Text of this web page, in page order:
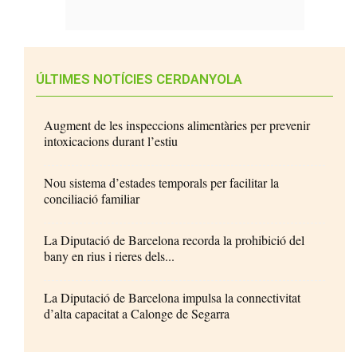
ÚLTIMES NOTÍCIES CERDANYOLA
Augment de les inspeccions alimentàries per prevenir
intoxicacions durant l’estiu
Nou sistema d’estades temporals per facilitar la
conciliació familiar
La Diputació de Barcelona recorda la prohibició del
bany en rius i rieres dels...
La Diputació de Barcelona impulsa la connectivitat
d’alta capacitat a Calonge de Segarra